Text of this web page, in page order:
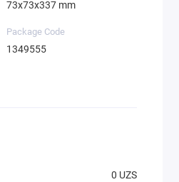
73x73x337 mm
Package Code
1349555
0 UZS